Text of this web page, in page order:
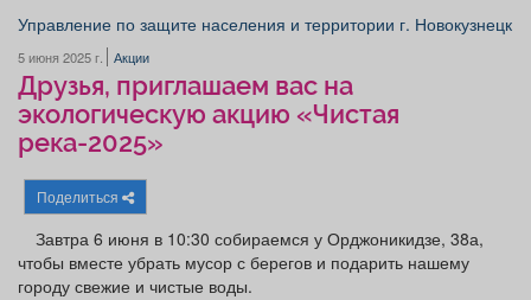
Работа
Афиша
Управление по защите населения и территории г. Новокузнецк
5 июня 2025 г. Акции
Друзья, приглашаем вас на
экологическую акцию «Чистая
река-2025»
Поделиться
Завтра 6 июня в 10:30 собираемся у Орджоникидзе, 38а,
чтобы вместе убрать мусор с берегов и подарить нашему
городу свежие и чистые воды.